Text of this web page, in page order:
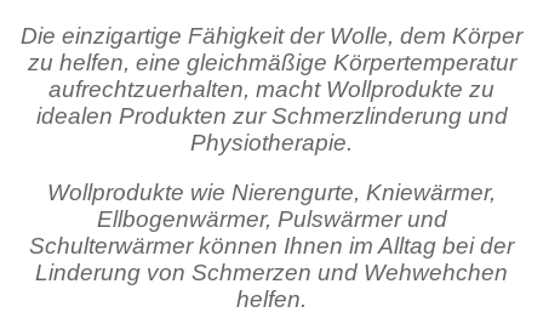
Die einzigartige Fähigkeit der Wolle, dem Körper
zu helfen, eine gleichmäßige Körpertemperatur
aufrechtzuerhalten, macht Wollprodukte zu
idealen Produkten zur Schmerzlinderung und
Physiotherapie.
Wollprodukte wie Nierengurte, Kniewärmer,
Ellbogenwärmer, Pulswärmer und
Schulterwärmer können Ihnen im Alltag bei der
Linderung von Schmerzen und Wehwehchen
helfen.